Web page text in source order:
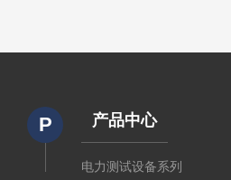
P 产品中心
电力测试设备系列